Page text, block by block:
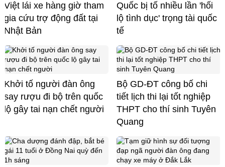
Việt lái xe hàng giờ tham
gia cứu trợ động đất tại
Nhật Bản
Quốc bị tố nhiều lần 'hối
lộ tình dục' trọng tài quốc
tế
Khởi tố người đàn ông
say rượu đi bộ trên quốc
lộ gây tai nạn chết người
Bộ GD-ĐT công bố chi
tiết lịch thi lại tốt nghiệp
THPT cho thí sinh Tuyên
Quang